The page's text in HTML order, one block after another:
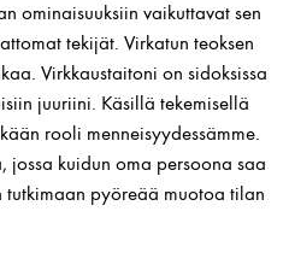
ominaisuuksiin vaikuttavat sen
tekijät. Virkatun teoksen
Virkkaustaitoni on sidoksissa
juuriini. Käsillä tekemisellä
rooli menneisyydessämme.
jossa kuidun oma persoona saa
pyöreää muotoa tilan